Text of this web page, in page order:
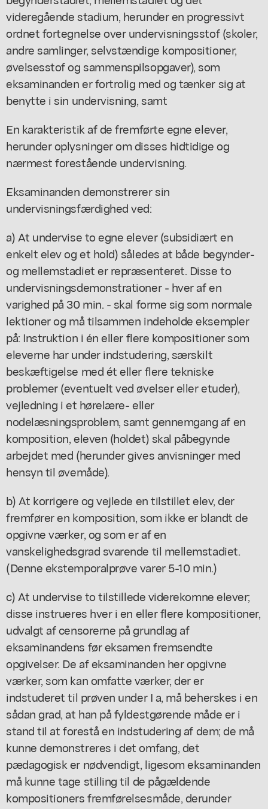
videregående stadium, herunder en progressivt
ordnet fortegnelse over undervisningsstof (skoler,
andre samlinger, selvstændige kompositioner,
øvelsesstof og sammenspilsopgaver), som
eksaminanden er fortrolig med og tænker sig at
benytte i sin undervisning, samt
En karakteristik af de fremførte egne elever,
herunder oplysninger om disses hidtidige og
nærmest forestående undervisning.
Eksaminanden demonstrerer sin
undervisningsfærdighed ved:
a) At undervise to egne elever (subsidiært en
enkelt elev og et hold) således at både begynder-
og mellemstadiet er repræsenteret. Disse to
undervisningsdemonstrationer - hver af en
varighed på 30 min. - skal forme sig som normale
lektioner og må tilsammen indeholde eksempler
på: Instruktion i én eller flere kompositioner som
eleverne har under indstudering, særskilt
beskæftigelse med ét eller flere tekniske
problemer (eventuelt ved øvelser eller etuder),
vejledning i et hørelære- eller
nodelæsningsproblem, samt gennemgang af en
komposition, eleven (holdet) skal påbegynde
arbejdet med (herunder gives anvisninger med
hensyn til øvemåde).
b) At korrigere og vejlede en tilstillet elev, der
fremfører en komposition, som ikke er blandt de
opgivne værker, og som er af en
vanskelighedsgrad svarende til mellemstadiet.
(Denne ekstemporalprøve varer 5-10 min.)
c) At undervise to tilstillede viderekomne elever;
disse instrueres hver i en eller flere kompositioner,
udvalgt af censorerne på grundlag af
eksaminandens før eksamen fremsendte
opgivelser. De af eksaminanden her opgivne
værker, som kan omfatte værker, der er
indstuderet til prøven under I a, må beherskes i en
sådan grad, at han på fyldestgørende måde er i
stand til at forestå en indstudering af dem; de må
kunne demonstreres i det omfang, det
pædagogisk er nødvendigt, ligesom eksaminanden
må kunne tage stilling til de pågældende
kompositioners fremførelsesmåde, derunder